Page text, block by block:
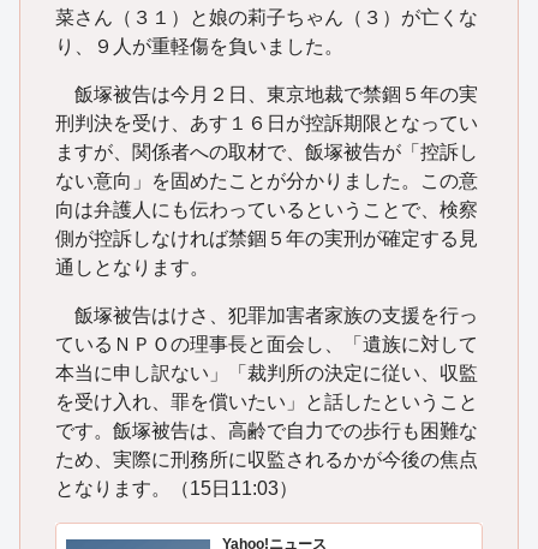
菜さん（３１）と娘の莉子ちゃん（３）が亡くな
り、９人が重軽傷を負いました。
飯塚被告は今月２日、東京地裁で禁錮５年の実
刑判決を受け、あす１６日が控訴期限となってい
ますが、関係者への取材で、飯塚被告が「控訴し
ない意向」を固めたことが分かりました。この意
向は弁護人にも伝わっているということで、検察
側が控訴しなければ禁錮５年の実刑が確定する見
通しとなります。
飯塚被告はけさ、犯罪加害者家族の支援を行っ
ているＮＰＯの理事長と面会し、「遺族に対して
本当に申し訳ない」「裁判所の決定に従い、収監
を受け入れ、罪を償いたい」と話したということ
です。飯塚被告は、高齢で自力での歩行も困難な
ため、実際に刑務所に収監されるかが今後の焦点
となります。（15日11:03）
Yahoo!ニュース